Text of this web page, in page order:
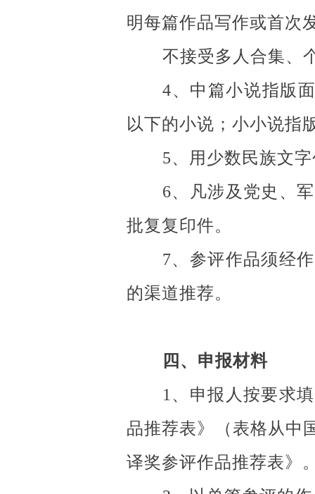
明每篇作品写作或首次
不接受多人合集、
4、中篇小说指版
以下的小说；小小说指
5、用少数民族文
6、凡涉及党史、
批复复印件。
7、参评作品须经
的渠道推荐。
四、申报材料
1、申报人按要求
品推荐表》（表格从中
译奖参评作品推荐表》